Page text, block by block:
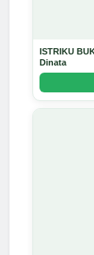
ISTRIKU
Dinata